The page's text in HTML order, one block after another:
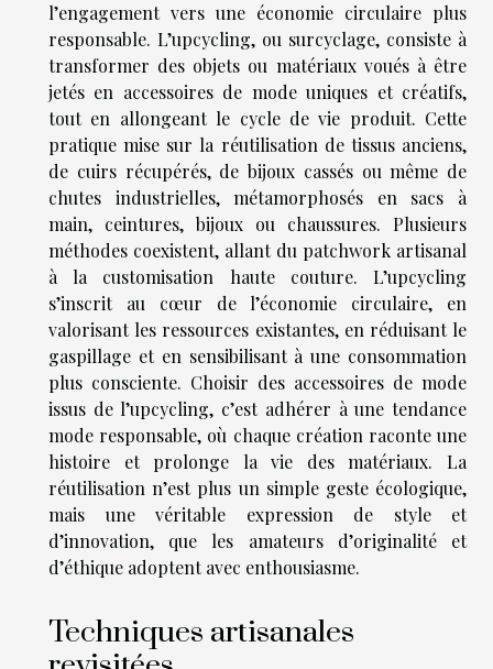
l’engagement vers une économie circulaire plus
responsable. L’upcycling, ou surcyclage, consiste à
transformer des objets ou matériaux voués à être
jetés en accessoires de mode uniques et créatifs,
tout en allongeant le cycle de vie produit. Cette
pratique mise sur la réutilisation de tissus anciens,
de cuirs récupérés, de bijoux cassés ou même de
chutes industrielles, métamorphosés en sacs à
main, ceintures, bijoux ou chaussures. Plusieurs
méthodes coexistent, allant du patchwork artisanal
à la customisation haute couture. L’upcycling
s’inscrit au cœur de l’économie circulaire, en
valorisant les ressources existantes, en réduisant le
gaspillage et en sensibilisant à une consommation
plus consciente. Choisir des accessoires de mode
issus de l’upcycling, c’est adhérer à une tendance
mode responsable, où chaque création raconte une
histoire et prolonge la vie des matériaux. La
réutilisation n’est plus un simple geste écologique,
mais une véritable expression de style et
d’innovation, que les amateurs d’originalité et
d’éthique adoptent avec enthousiasme.
Techniques artisanales